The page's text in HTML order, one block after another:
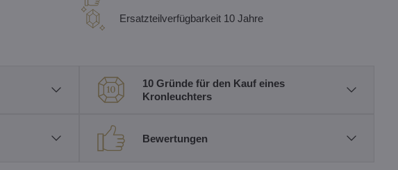
Ersatzteilverfügbarkeit 10 Jahre
10 Gründe für den Kauf eines
Kronleuchters
Bewertungen